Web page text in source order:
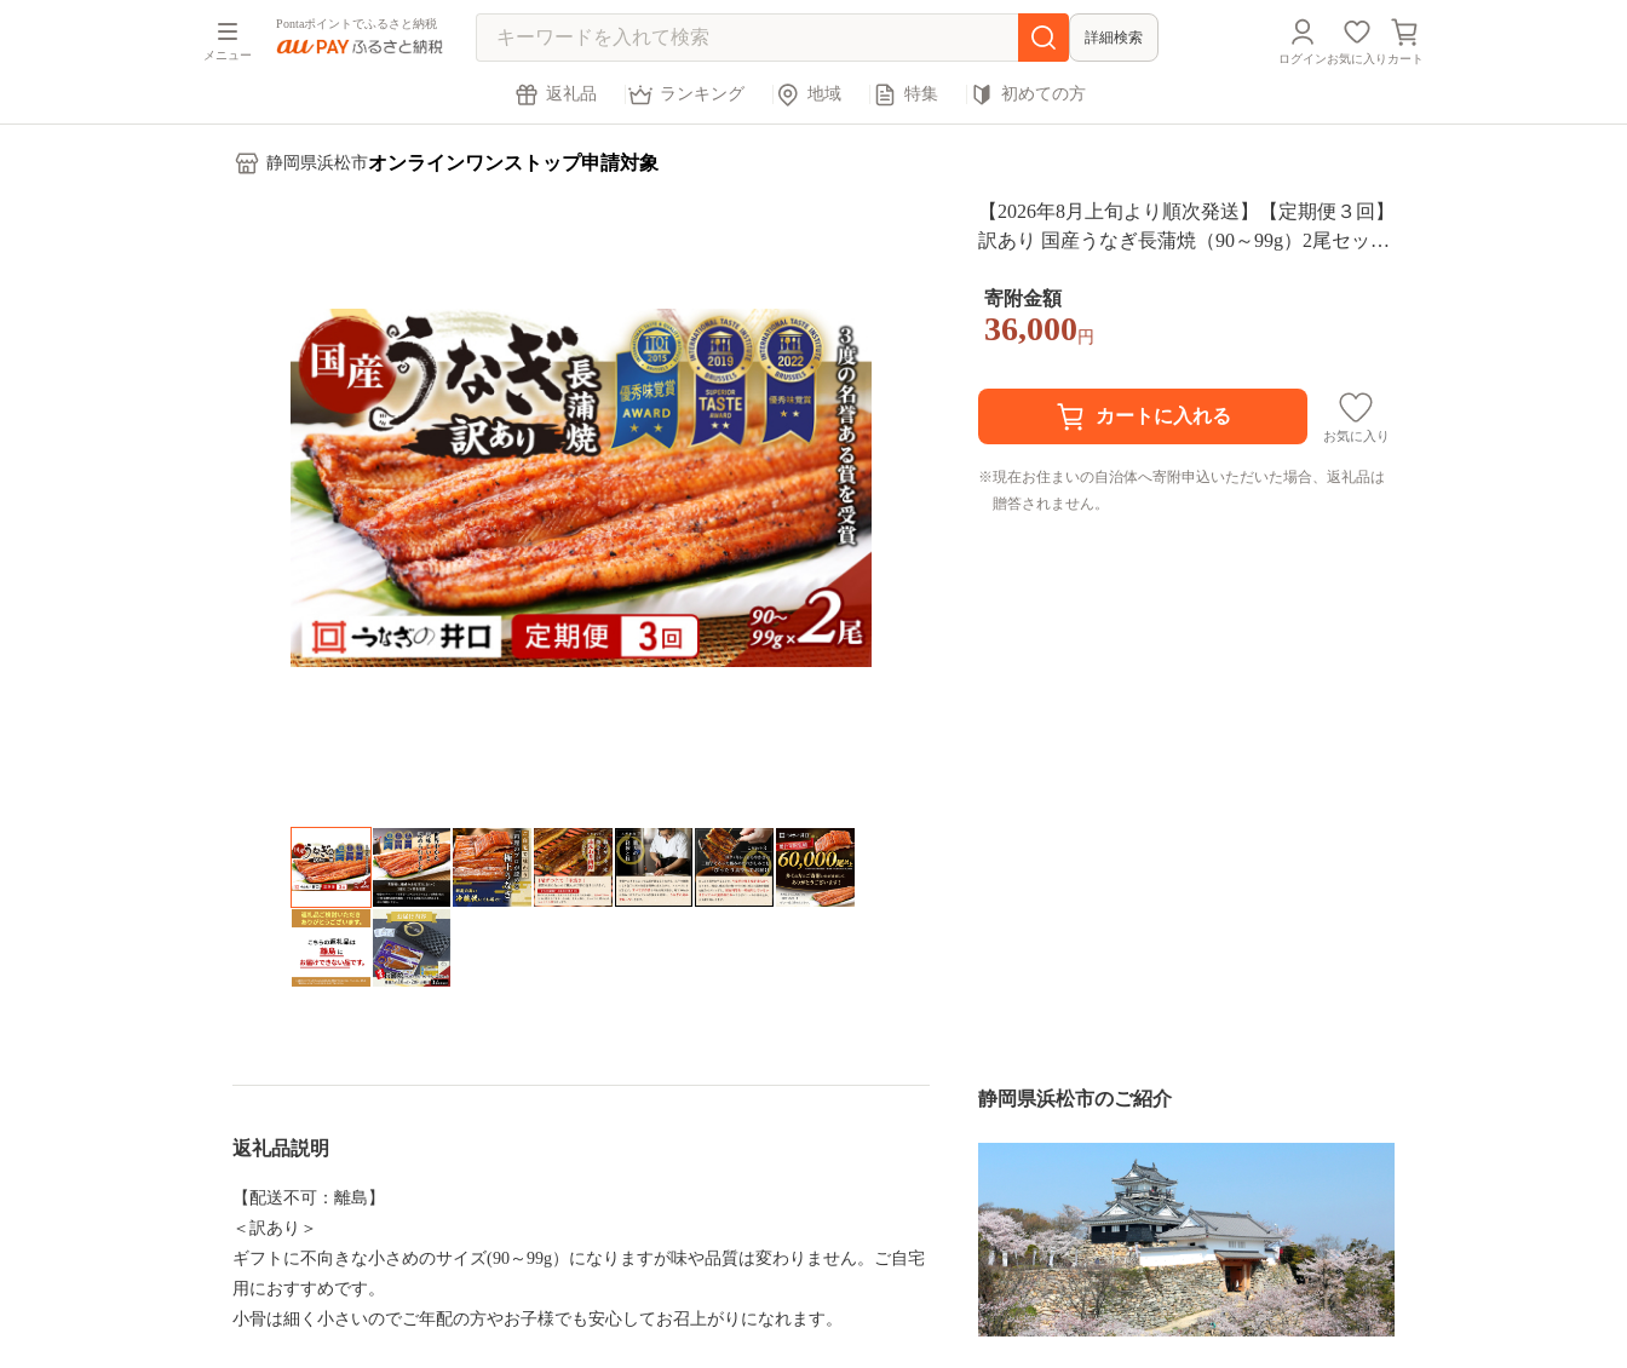
メニュー
Pontaポイントでふるさと納税
詳細検索
ログインお気に入り カート
返礼品 ランキング 地域 特集 初めての方
静岡県浜松市オンラインワンストップ申請対象
【2026年8月上旬より順次発送】【定期便３回】
訳あり 国産うなぎ長蒲焼（90～99g）2尾セット
岡 浜松市 【配送不可：離島】
寄附金額
36,000 円
お気に入り
現在お住まいの自治体へ寄附申込いただいた場合、返礼品は
贈答されません。
返礼品説明
【配送不可：離島】
＜訳あり＞
ギフトに不向きな小さめのサイズ(90～99g）になりますが味や品質は変わりません。ご自宅
用におすすめです。
小骨は細く小さいのでご年配の方やお子様でも安心してお召上がりになれます。
静岡県浜松市のご紹介